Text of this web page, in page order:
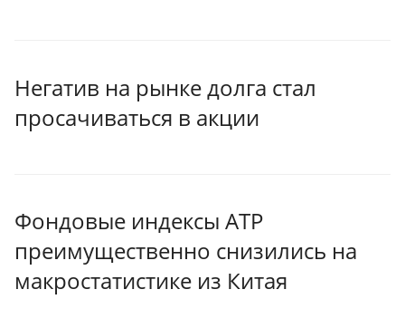
Негатив на рынке долга стал
просачиваться в акции
Фондовые индексы АТР
преимущественно снизились на
макростатистике из Китая